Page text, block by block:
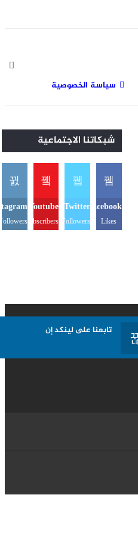
سياسة الخصوصية
شبكاتنا الاجتماعية
Facebook
Likes
Twitter
Followers
Youtube
Subscribers
تابعنا على لينكد إن